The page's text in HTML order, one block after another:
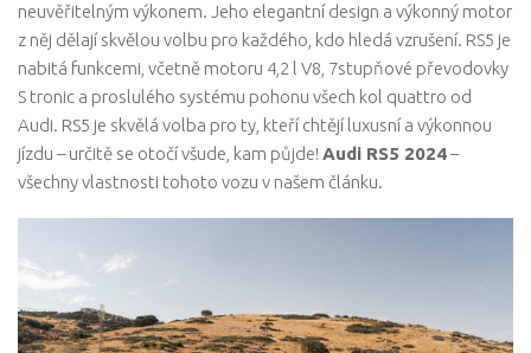
neuvěřitelným výkonem. Jeho elegantní design a výkonný motor
z něj dělají skvělou volbu pro každého, kdo hledá vzrušení. RS5 je
nabitá funkcemi, včetně motoru 4,2 l V8, 7stupňové převodovky
S tronic a proslulého systému pohonu všech kol quattro od
Audi. RS5 je skvělá volba pro ty, kteří chtějí luxusní a výkonnou
jízdu – určitě se otočí všude, kam půjde! Audi RS5 2024–
všechny vlastnosti tohoto vozu v našem článku.